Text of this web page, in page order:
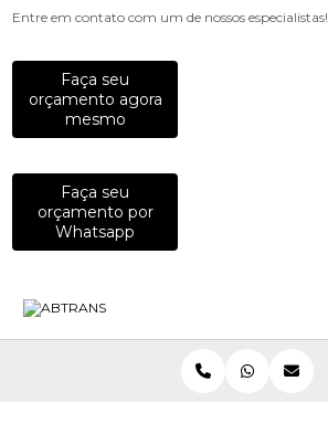
Entre em contato com um de nossos especialistas!
Faça seu
orçamento agora
mesmo
Faça seu
orçamento por
Whatsapp